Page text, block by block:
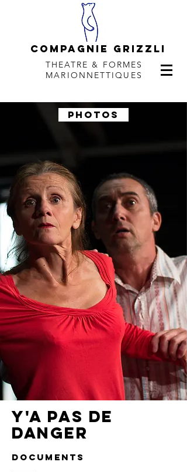
COMPAGNie Grizzli
THEATRE & FORMES
MARIONNETTIQUES
PHOTOS
Y'a pas de
danger
documents